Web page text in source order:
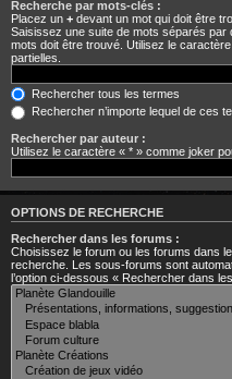
Recherche par mots-clés :
Placez un + devant un mot qui doit être
Saisissez une suite de mots séparés par
mots doit être trouvé. Utilisez le
partielles.
Rechercher tous les termes
Rechercher n’importe lequel de ces
Rechercher par auteur :
Utilisez le caractère « * » comme joker
OPTIONS DE RECHERCHE
Rechercher dans les forums :
Choisissez le forum ou les forums dans
recherche. Les sous-forums sont
l’option ci-dessous « Rechercher dans